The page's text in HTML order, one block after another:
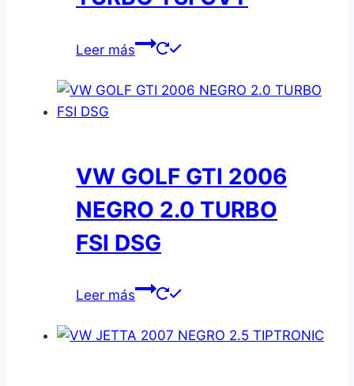
Leer más
VW GOLF GTI 2006
NEGRO 2.0 TURBO
FSI DSG
Leer más